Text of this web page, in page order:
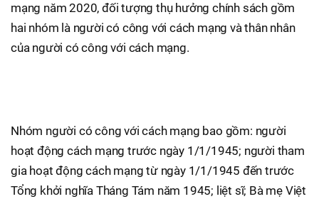
mạng năm 2020, đối tượng thụ hưởng chính sách gồm
hai nhóm là người có công với cách mạng và thân nhân
của người có công với cách mạng.
Nhóm người có công với cách mạng bao gồm: người
hoạt động cách mạng trước ngày 1/1/1945; người tham
gia hoạt động cách mạng từ ngày 1/1/1945 đến trước
Tổng khởi nghĩa Tháng Tám năm 1945; liệt sĩ; Bà mẹ Việt